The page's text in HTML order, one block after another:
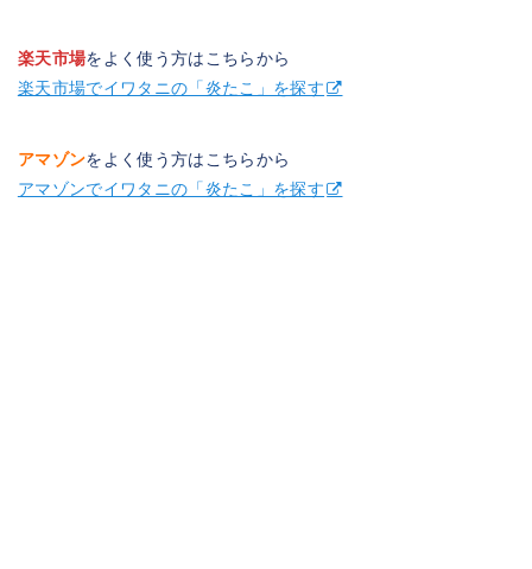
楽天市場をよく使う方はこちらから
楽天市場でイワタニの「炎たこ」を探す
アマゾンをよく使う方はこちらから
アマゾンでイワタニの「炎たこ」を探す